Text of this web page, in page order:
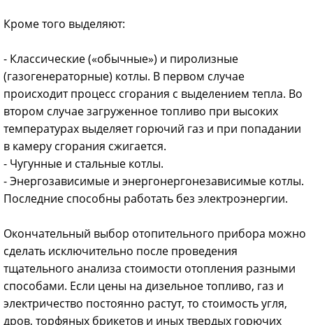
Кроме того выделяют:
- Классические («обычные») и пиролизные
(газогенераторные) котлы. В первом случае
происходит процесс сгорания с выделением тепла. Во
втором случае загруженное топливо при высоких
температурах выделяет горючий газ и при попадании
в камеру сгорания сжигается.
- Чугунные и стальные котлы.
- Энергозависимые и энергонергонезависимые котлы.
Последние способны работать без электроэнергии.
Окончательный выбор отопительного прибора можно
сделать исключительно после проведения
тщательного анализа стоимости отопления разными
способами. Если цены на дизельное топливо, газ и
электричество постоянно растут, то стоимость угля,
дров, торфяных брикетов и иных твердых горючих